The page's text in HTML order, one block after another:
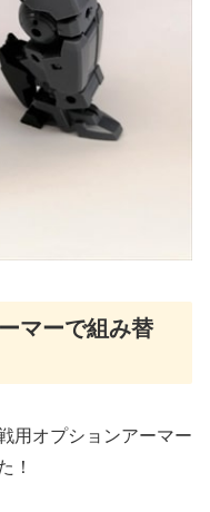
マーで組み替
用オプションアーマー
！